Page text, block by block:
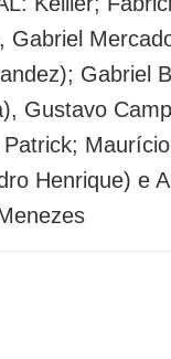
Gabriel
Gabriel
Gustavo
Henrique) e